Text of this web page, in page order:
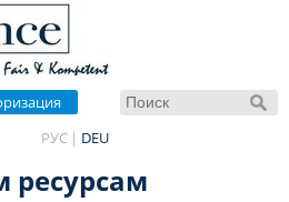
РУС
DEU